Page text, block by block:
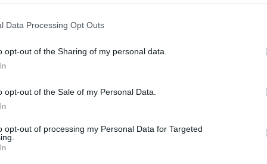
Data Processing Opt Outs
opt-out of the Sharing of my personal data.
opt-out of the Sale of my Personal Data.
opt-out of processing my Personal Data for Targeted
dráma szépirodalom geopen harper lee